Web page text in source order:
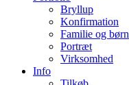
Bryllup
Konfirmation
Familie og børn
Portræt
Virksomhed
Info